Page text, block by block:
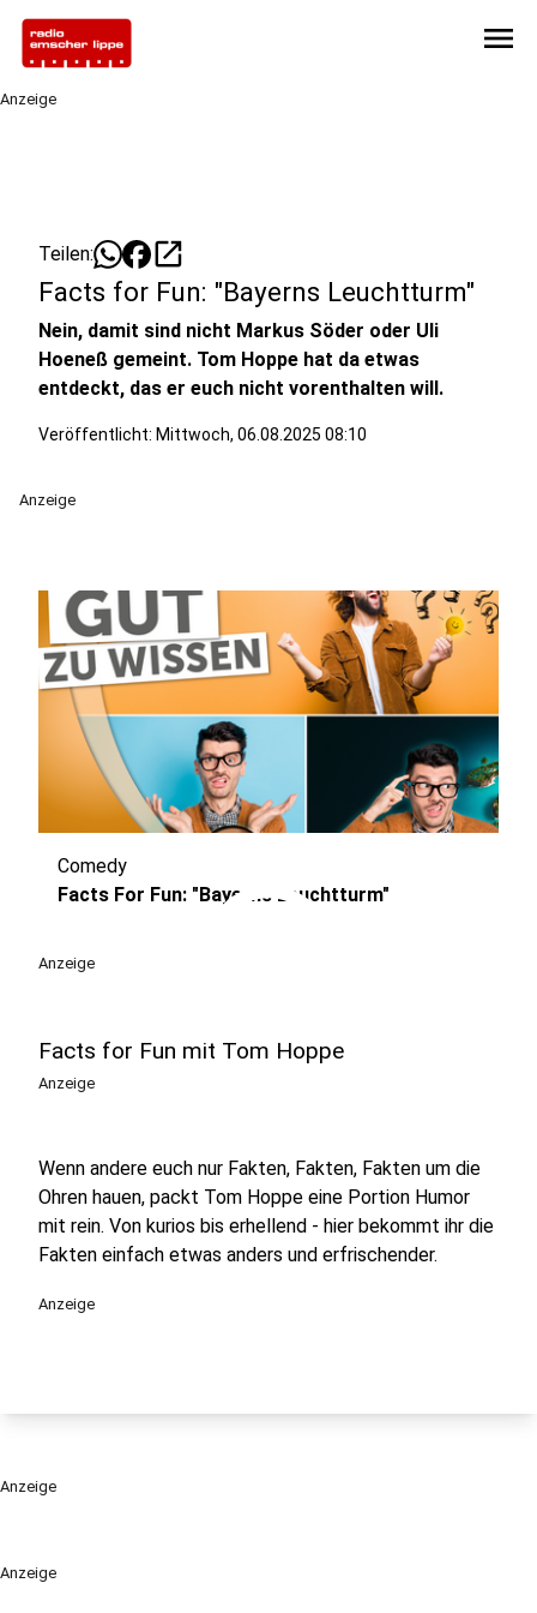
menu
Anzeige
Anzeige
Teilen: open_in_new
Facts for Fun: "Bayerns Leuchtturm"
Nein, damit sind nicht Markus Söder oder Uli
Hoeneß gemeint. Tom Hoppe hat da etwas
entdeckt, das er euch nicht vorenthalten will.
Veröffentlicht: Mittwoch, 06.08.2025 08:10
Anzeige
play_circle
Comedy
Facts For Fun: "Bayerns Leuchtturm"
Anzeige
Facts for Fun mit Tom Hoppe
Anzeige
Wenn andere euch nur Fakten, Fakten, Fakten um die
Ohren hauen, packt Tom Hoppe eine Portion Humor
mit rein. Von kurios bis erhellend - hier bekommt ihr die
Fakten einfach etwas anders und erfrischender.
Anzeige
Anzeige